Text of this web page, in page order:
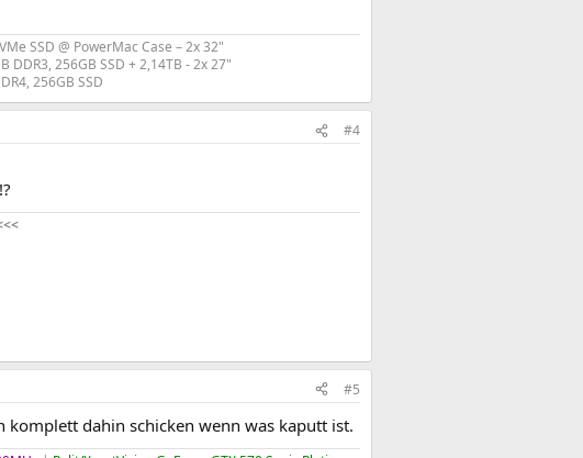
SSD @ PowerMac Case – 2x 32"
DDR3, 256GB SSD + 2,14TB - 2x 27"
256GB SSD​
#4
<<
#5
komplett dahin schicken wenn was kaputt ist.